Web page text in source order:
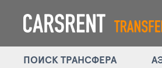
ПОИСК ТРАНСФЕРА